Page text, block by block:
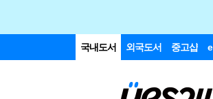
국내도서 외국도서 중고샵